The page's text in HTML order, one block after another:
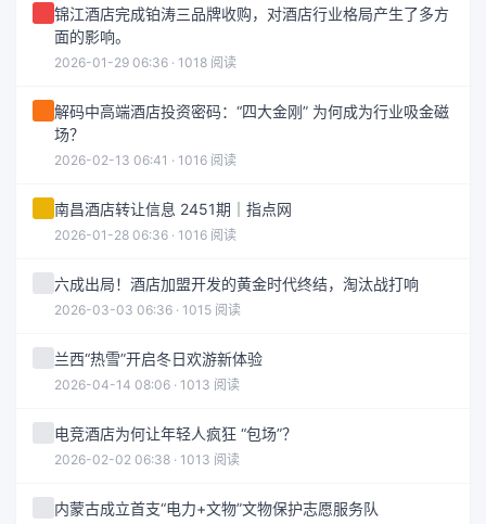
锦江酒店完成铂涛三品牌收购，对酒店行业格局产生了多方
面的影响。
2026-01-29 06:36 · 1018 阅读
解码中高端酒店投资密码：“四大金刚” 为何成为行业吸金磁
场？
2026-02-13 06:41 · 1016 阅读
南昌酒店转让信息 2451期｜指点网
2026-01-28 06:36 · 1016 阅读
六成出局！酒店加盟开发的黄金时代终结，淘汰战打响
2026-03-03 06:36 · 1015 阅读
兰西“热雪”开启冬日欢游新体验
2026-04-14 08:06 · 1013 阅读
电竞酒店为何让年轻人疯狂 “包场”？
2026-02-02 06:38 · 1013 阅读
内蒙古成立首支“电力+文物”文物保护志愿服务队